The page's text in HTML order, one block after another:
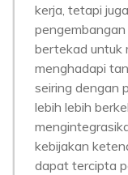
kerja, tetapi
bertekad untuk
menghadapi
seiring dengan
lebih lebih
kebijakan
dapat tercipta